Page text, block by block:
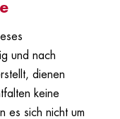
und nach
dienen
keine
es sich nicht um